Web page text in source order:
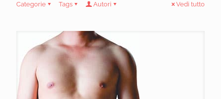
Categorie Tags Autori Vedi tutto